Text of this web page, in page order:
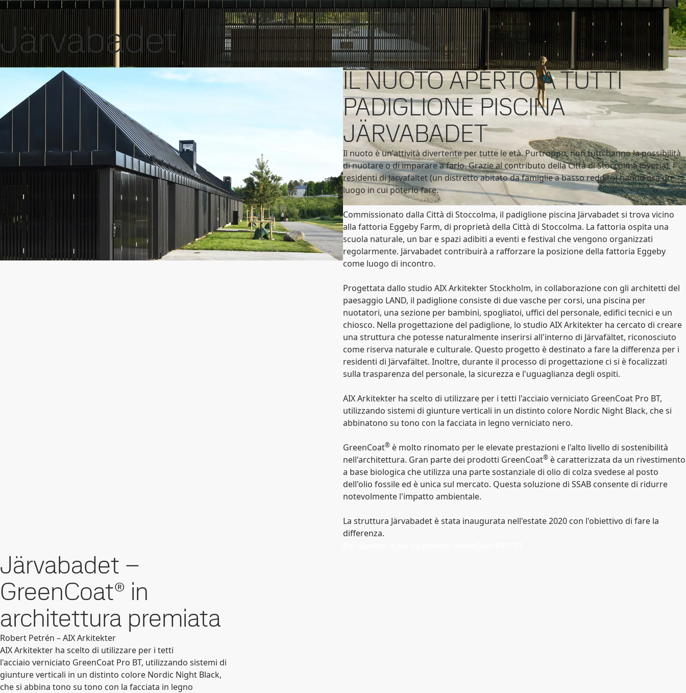
Contattaci
MySSAB
Marchi e prodotti GreenCoat Architettura pluripremiata
Järvabadet
IL NUOTO APERTO A TUTTI
PADIGLIONE PISCINA
JÄRVABADET
Il nuoto è un'attività divertente per tutte le età. Purtroppo, non tutti hanno la possibilità
di nuotare o di imparare a farlo. Grazie al contributo della Città di Stoccolma (Svezia), i
residenti di Järvafältet (un distretto abitato da famiglie a basso reddito) hanno ora un
luogo in cui poterlo fare.
Commissionato dalla Città di Stoccolma, il padiglione piscina Järvabadet si trova vicino
alla fattoria Eggeby Farm, di proprietà della Città di Stoccolma. La fattoria ospita una
scuola naturale, un bar e spazi adibiti a eventi e festival che vengono organizzati
regolarmente. Järvabadet contribuirà a rafforzare la posizione della fattoria Eggeby
come luogo di incontro.
Progettata dallo studio AIX Arkitekter Stockholm, in collaborazione con gli architetti del
paesaggio LAND, il padiglione consiste di due vasche per corsi, una piscina per
nuotatori, una sezione per bambini, spogliatoi, uffici del personale, edifici tecnici e un
chiosco. Nella progettazione del padiglione, lo studio AIX Arkitekter ha cercato di creare
una struttura che potesse naturalmente inserirsi all'interno di Järvafältet, riconosciuto
come riserva naturale e culturale. Questo progetto è destinato a fare la differenza per i
residenti di Järvafältet. Inoltre, durante il processo di progettazione ci si è focalizzati
sulla trasparenza del personale, la sicurezza e l'uguaglianza degli ospiti.
AIX Arkitekter ha scelto di utilizzare per i tetti l'acciaio verniciato GreenCoat Pro BT,
utilizzando sistemi di giunture verticali in un distinto colore Nordic Night Black, che si
abbinatono su tono con la facciata in legno verniciato nero.
GreenCoat® è molto rinomato per le elevate prestazioni e l'alto livello di sostenibilità
nell'architettura. Gran parte dei prodotti GreenCoat® è caratterizzata da un rivestimento
a base biologica che utilizza una parte sostanziale di olio di colza svedese al posto
dell'olio fossile ed è unica sul mercato. Questa soluzione di SSAB consente di ridurre
notevolmente l'impatto ambientale.
La struttura Järvabadet è stata inaugurata nell'estate 2020 con l'obiettivo di fare la
differenza.
Järvabadet –
GreenCoat® in
architettura premiata
Robert Petrén – AIX Arkitekter
AIX Arkitekter ha scelto di utilizzare per i tetti
l'acciaio verniciato GreenCoat Pro BT, utilizzando sistemi di
giunture verticali in un distinto colore Nordic Night Black,
che si abbina tono su tono con la facciata in legno